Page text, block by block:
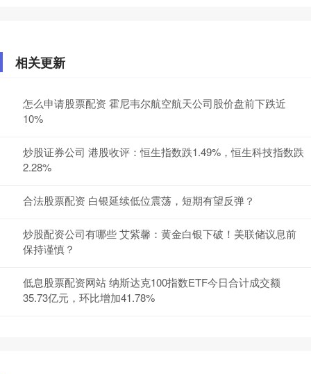
相关更新
怎么申请股票配资 霍尼韦尔航空航天公司股价盘前下跌近
10%
炒股证券公司 港股收评：恒生指数跌1.49%，恒生科技指数跌
2.28%
合法股票配资 白银延续低位震荡，短期有望反弹？
炒股配资公司有哪些 艾紫馨：黄金白银下破！美联储议息前
保持谨慎？
低息股票配资网站 纳斯达克100指数ETF今日合计成交额
35.73亿元，环比增加41.78%